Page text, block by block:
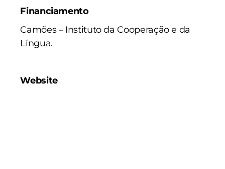
Financiamento
Camões – Instituto da Cooperação e da
Língua.
Website